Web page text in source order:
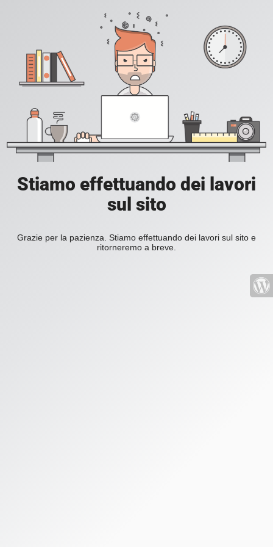
Stiamo effettuando dei lavori
sul sito
Grazie per la pazienza. Stiamo effettuando dei lavori sul sito e
ritorneremo a breve.